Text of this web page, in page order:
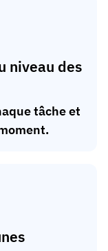
niveau des
tâche et